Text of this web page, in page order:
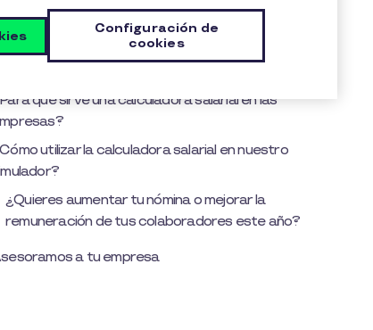
es una calculadora salarial?
¡La clave para la motivación laboral es ofrecer
una remuneración estratégica!
qué sirve una calculadora salarial en las
utilizar la calculadora salarial en nuestro
¿Quieres aumentar tu nómina o mejorar la
remuneración de tus colaboradores este año?
a tu empresa
Configuración de
cookies